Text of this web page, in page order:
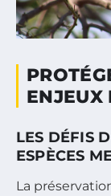
ENJEUX
LES DÉFIS
ESPÈCES
La